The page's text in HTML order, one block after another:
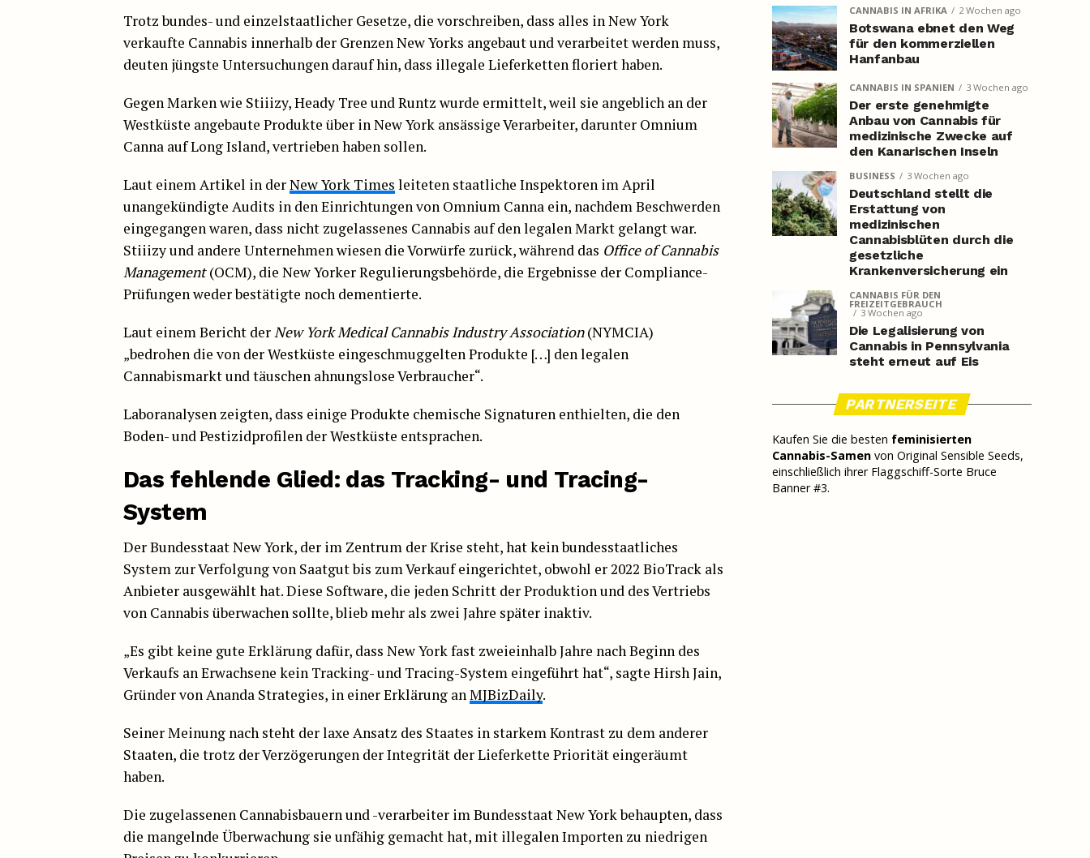
Trotz bundes- und einzelstaatlicher Gesetze, die vorschreiben, dass alles in New York
verkaufte Cannabis innerhalb der Grenzen New Yorks angebaut und verarbeitet werden muss,
deuten jüngste Untersuchungen darauf hin, dass illegale Lieferketten floriert haben.
Gegen Marken wie Stiiizy, Heady Tree und Runtz wurde ermittelt, weil sie angeblich an der
Westküste angebaute Produkte über in New York ansässige Verarbeiter, darunter Omnium
Canna auf Long Island, vertrieben haben sollen.
Laut einem Artikel in derNew York Times leiteten staatliche Inspektoren im April
unangekündigte Audits in den Einrichtungen von Omnium Canna ein, nachdem Beschwerden
eingegangen waren, dass nicht zugelassenes Cannabis auf den legalen Markt gelangt war.
Stiiizy und andere Unternehmen wiesen die Vorwürfe zurück, während das Office of Cannabis
Management(OCM), die New Yorker Regulierungsbehörde, die Ergebnisse der Compliance-
Prüfungen weder bestätigte noch dementierte.
Laut einem Bericht der New York Medical Cannabis Industry Association(NYMCIA)
„bedrohen die von der Westküste eingeschmuggelten Produkte […] den legalen
Cannabismarkt und täuschen ahnungslose Verbraucher“.
Laboranalysen zeigten, dass einige Produkte chemische Signaturen enthielten, die den
Boden- und Pestizidprofilen der Westküste entsprachen.
Das fehlende Glied: das Tracking- und Tracing-
System
Der Bundesstaat New York, der im Zentrum der Krise steht, hat kein bundesstaatliches
System zur Verfolgung von Saatgut bis zum Verkauf eingerichtet, obwohl er 2022 BioTrack als
Anbieter ausgewählt hat. Diese Software, die jeden Schritt der Produktion und des Vertriebs
von Cannabis überwachen sollte, blieb mehr als zwei Jahre später inaktiv.
„Es gibt keine gute Erklärung dafür, dass New York fast zweieinhalb Jahre nach Beginn des
Verkaufs an Erwachsene kein Tracking- und Tracing-System eingeführt hat“, sagte Hirsh Jain,
Gründer von Ananda Strategies, in einer Erklärung an MJBizDaily.
Seiner Meinung nach steht der laxe Ansatz des Staates in starkem Kontrast zu dem anderer
Staaten, die trotz der Verzögerungen der Integrität der Lieferkette Priorität eingeräumt
haben.
Die zugelassenen Cannabisbauern und -verarbeiter im Bundesstaat New York behaupten, dass
die mangelnde Überwachung sie unfähig gemacht hat, mit illegalen Importen zu niedrigen
CANNABIS IN AFRIKA 2 Wochen ago
Botswana ebnet den Weg
für den kommerziellen
Hanfanbau
CANNABIS IN SPANIEN 3 Wochen ago
Der erste genehmigte
Anbau von Cannabis für
medizinische Zwecke auf
den Kanarischen Inseln
BUSINESS 3 Wochen ago
Deutschland stellt die
Erstattung von
medizinischen
Cannabisblüten durch die
gesetzliche
Krankenversicherung ein
CANNABIS FÜR DEN
FREIZEITGEBRAUCH
3 Wochen ago
Die Legalisierung von
Cannabis in Pennsylvania
steht erneut auf Eis
PARTNERSEITE
Kaufen Sie die besten feminisierten
Cannabis-Samen von Original Sensible Seeds,
einschließlich ihrer Flaggschiff-Sorte Bruce
Banner #3.